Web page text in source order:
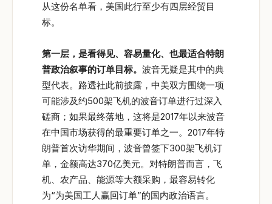
从这份名单看，美国此行至少有四层经贸目
标。
第一层，是看得见、容易量化、也最适合特朗
普政治叙事的订单目标。 波音无疑是其中的典
型代表。路透社此前披露，中美双方围绕一项
可能涉及约500架飞机的波音订单进行过深入
磋商；如果最终落地，这将是2017年以来波音
在中国市场获得的最重要订单之一。2017年特
朗普首次访华期间，波音曾签下300架飞机订
单，金额高达370亿美元。对特朗普而言，飞
机、农产品、能源等大额采购，最容易转化
为“为美国工人赢回订单”的国内政治语言。